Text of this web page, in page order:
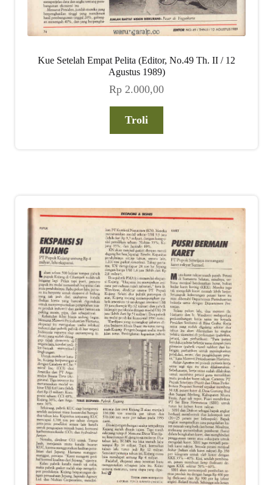
Kue Setelah Empat Pelita (Editor, No.49 Th. II / 12
Agustus 1989)
Rp 2.000,00
Troli